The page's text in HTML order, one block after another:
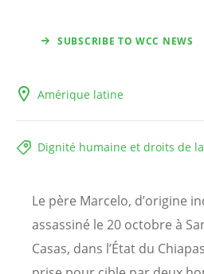
SUBSCRIBE TO WCC NEWS
Amérique latine
Dignité humaine et droits de
Le père Marcelo, d’origine
assassiné le 20 octobre à
Casas, dans l’État du